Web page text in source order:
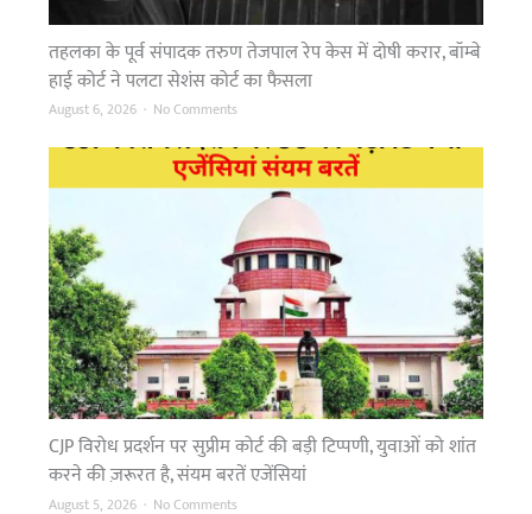
भा
री
बा
रि
के
बी
D
i
s
t
r
i
c
t
M
a
g
तहलका के पूर्व संपादक तरुण तेजपाल रेप केस में दोषी करार, बॉम्बे
हाई कोर्ट ने पलटा सेशंस कोर्ट का फैसला
August 6, 2026 No Commentso
त
ह
ल
का
के
पू
र्व
सं
पा
द
क
त
रु
ण
CJP विरोध प्रदर्शन पर सुप्रीम कोर्ट की बड़ी टिप्पणी, युवाओं को शांत
करने की ज़रूरत है, संयम बरतें एजेंसियां
August 5, 2026 No Commentso